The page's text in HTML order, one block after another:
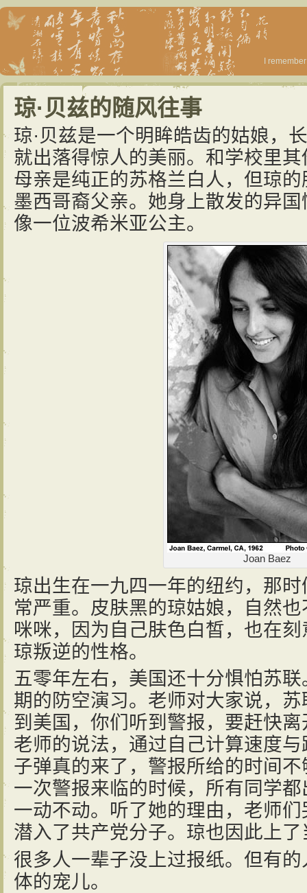
I
琼·贝兹的随风往事
琼·贝兹是一个明眸皓齿的姑娘，
就出落得惊人的美丽。和学校里
母亲是纯正的苏格兰白人，但琼
墨西哥裔父亲。她身上散发的异
像一位波希米亚公主。
Joan Baez
琼出生在一九四一年的纽约，那
常严重。皮肤黑的琼姑娘，自然
咪咪，因为自己肤色白皙，也在
琼叛逆的性格。
五零年左右，美国还十分惧怕苏
期的防空演习。老师对大家说，
到美国，你们听到警报，要赶快
老师的说法，通过自己计算速度
子弹真的来了，警报所给的时间
一次警报来临的时候，所有同学
一动不动。听了她的理由，老师
潜入了共产党分子。琼也因此上
很多人一辈子没上过报纸。但有
体的宠儿。